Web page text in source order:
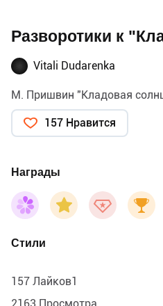
Разворотики к
Vitali Dudarenka
М. Пришвин "Кладовая
157 Нравится
Награды
Стили
157 Лайков1